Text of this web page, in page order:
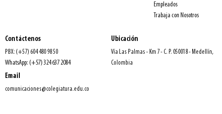
Empleados
Trabaja con Nosotros
Contáctenos
PBX: (+57) 604 480 98 50
WhatsApp: (+57) 324 637 2084
Email
comunicaciones@colegiatura.edu.co
Ubicación
Vía Las Palmas - Km 7 - C. P. 050018 - Medellín,
Colombia